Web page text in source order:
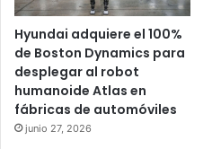
Hyundai adquiere el 100%
de Boston Dynamics para
desplegar al robot
humanoide Atlas en
fábricas de automóviles
junio 27, 2026